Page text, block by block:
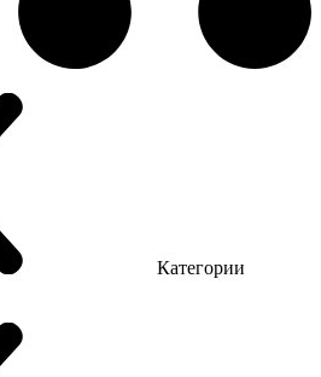
Категории